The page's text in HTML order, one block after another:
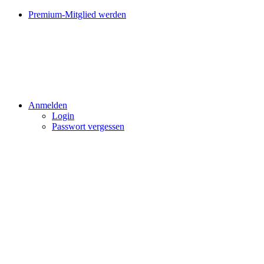
Premium-Mitglied werden
Anmelden
Login
Passwort vergessen